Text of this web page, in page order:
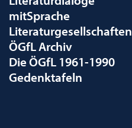
mitSprache
Literaturgesellschaften
ÖGfL Archiv
Die ÖGfL 1961-1990
Gedenktafeln